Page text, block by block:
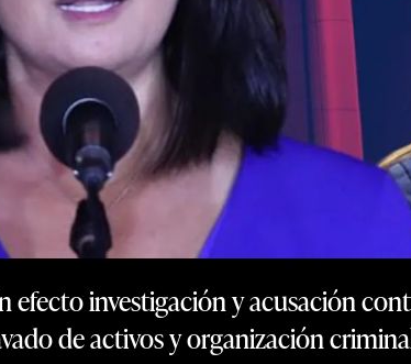
efecto investigación y acusación
de activos y organización